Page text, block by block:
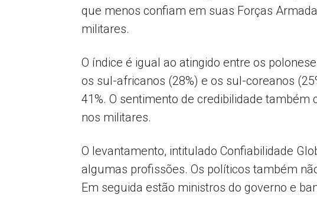
que menos confiam em suas Forças
militares.
O índice é igual ao atingido entre os
os sul-africanos (28%) e os sul-coreanos
41%. O sentimento de credibilidade
nos militares.
O levantamento, intitulado Confiabilidade
algumas profissões. Os políticos também
Em seguida estão ministros do governo e